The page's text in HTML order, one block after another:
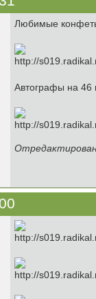
Любимые
Автографы на 46